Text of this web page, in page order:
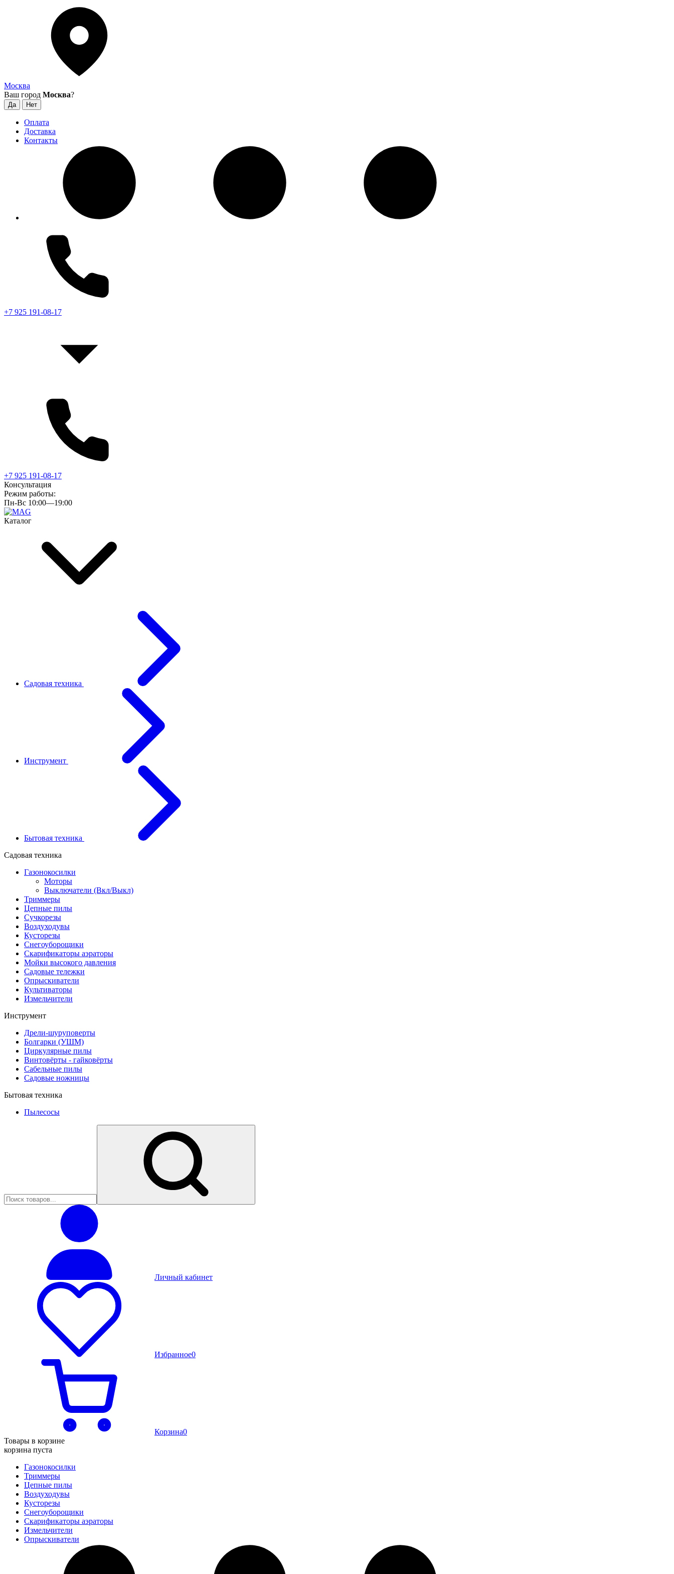
Москва
Ваш город Москва?
Оплата
Доставка
Контакты
+7 925 191-08-17
+7 925 191-08-17
Консультация
Режим работы:
Пн-Вс 10:00—19:00
Каталог
Садовая техника
Инструмент
Бытовая техника
Садовая техника
Газонокосилки
Моторы
Выключатели (Вкл/Выкл)
Триммеры
Цепные пилы
Cучкорезы
Воздуходувы
Кусторезы
Снегоуборощики
Скарификаторы аэраторы
Мойки высокого давления
Садовые тележки
Опрыскиватели
Культиваторы
Измельчители
Инструмент
Дрели-шуруповерты
Болгарки (УШМ)
Циркулярные пилы
Винтовёрты - гайковёрты
Сабельные пилы
Садовые ножницы
Бытовая техника
Пылесосы
Личный кабинет
Избранное0
Корзина0
Товары в корзине
корзина пуста
Газонокосилки
Триммеры
Цепные пилы
Воздуходувы
Кусторезы
Снегоуборощики
Скарификаторы аэраторы
Измельчители
Опрыскиватели